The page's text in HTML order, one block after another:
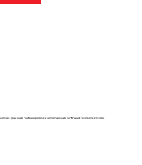
stress, grazie alla nostra esperienza ventennale e alle centinaia di recensioni a 5 stelle.